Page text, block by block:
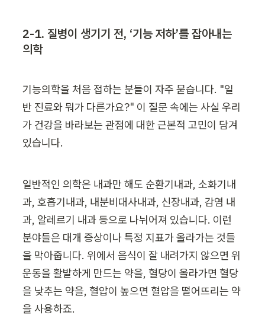
2-1. 질병이 생기기 전, ‘기능 저하’를 잡아내는
의학
기능의학을 처음 접하는 분들이 자주 묻습니다. "일
반 진료와 뭐가 다른가요?" 이 질문 속에는 사실 우리
가 건강을 바라보는 관점에 대한 근본적 고민이 담겨
있습니다.
일반적인 의학은 내과만 해도 순환기내과, 소화기내
과, 호흡기내과, 내분비대사내과, 신장내과, 감염 내
과, 알레르기 내과 등으로 나뉘어져 있습니다. 이런
분야들은 대개 증상이나 특정 지표가 올라가는 것들
을 막아줍니다. 위에서 음식이 잘 내려가지 않으면 위
운동을 활발하게 만드는 약을, 혈당이 올라가면 혈당
을 낮추는 약을, 혈압이 높으면 혈압을 떨어뜨리는 약
을 사용하죠.